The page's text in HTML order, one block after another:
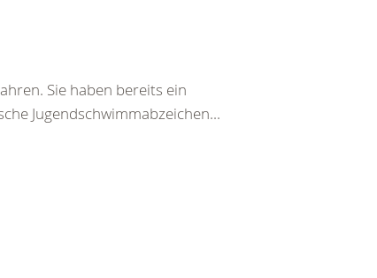
Sie haben bereits ein
Jugendschwimmabzeichen...